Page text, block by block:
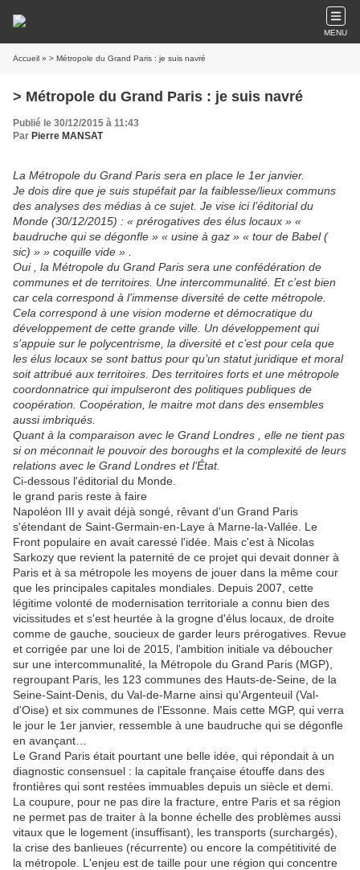
MENU
Accueil » > Métropole du Grand Paris : je suis navré
> Métropole du Grand Paris : je suis navré
Publié le 30/12/2015 à 11:43
Par Pierre MANSAT
La Métropole du Grand Paris sera en place le 1er janvier.
Je dois dire que je suis stupéfait par la faiblesse/lieux communs
des analyses des médias à ce sujet. Je vise ici l’éditorial du
Monde (30/12/2015) : « prérogatives des élus locaux » «
baudruche qui se dégonfle » « usine à gaz » « tour de Babel (
sic) » » coquille vide » .
Oui , la Métropole du Grand Paris sera une confédération de
communes et de territoires. Une intercommunalité. Et c’est bien
car cela correspond à l’immense diversité de cette métropole.
Cela correspond à une vision moderne et démocratique du
développement de cette grande ville. Un développement qui
s’appuie sur le polycentrisme, la diversité et c’est pour cela que
les élus locaux se sont battus pour qu’un statut juridique et moral
soit attribué aux territoires. Des territoires forts et une métropole
coordonnatrice qui impulseront des politiques publiques de
coopération. Coopération, le maitre mot dans des ensembles
aussi imbriqués.
Quant à la comparaison avec le Grand Londres , elle ne tient pas
si on méconnait le pouvoir des boroughs et la complexité de leurs
relations avec le Grand Londres et l’État.
Ci-dessous l'éditorial du Monde.
le grand paris reste à faire
Napoléon III y avait déjà songé, rêvant d'un Grand Paris
s'étendant de Saint-Germain-en-Laye à Marne-la-Vallée. Le
Front populaire en avait caressé l'idée. Mais c'est à Nicolas
Sarkozy que revient la paternité de ce projet qui devait donner à
Paris et à sa métropole les moyens de jouer dans la même cour
que les principales capitales mondiales. Depuis 2007, cette
légitime volonté de modernisation territoriale a connu bien des
vicissitudes et s'est heurtée à la grogne d'élus locaux, de droite
comme de gauche, soucieux de garder leurs prérogatives. Revue
et corrigée par une loi de 2015, l'ambition initiale va déboucher
sur une intercommunalité, la Métropole du Grand Paris (MGP),
regroupant Paris, les 123 communes des Hauts-de-Seine, de la
Seine-Saint-Denis, du Val-de-Marne ainsi qu'Argenteuil (Val-
d'Oise) et six communes de l'Essonne. Mais cette MGP, qui verra
le jour le 1er janvier, ressemble à une baudruche qui se dégonfle
en avançant…
Le Grand Paris était pourtant une belle idée, qui répondait à un
diagnostic consensuel : la capitale française étouffe dans des
frontières qui sont restées immuables depuis un siècle et demi.
La coupure, pour ne pas dire la fracture, entre Paris et sa région
ne permet pas de traiter à la bonne échelle des problèmes aussi
vitaux que le logement (insuffisant), les transports (surchargés),
la crise des banlieues (récurrente) ou encore la compétitivité de
la métropole. L'enjeu est de taille pour une région qui concentre